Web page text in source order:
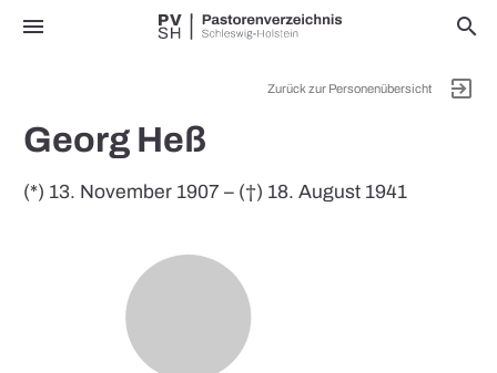
menu search
Zurück zur Personenübersicht exit_to_app
Georg Heß
(*) 13. November 1907 – (†) 18. August 1941